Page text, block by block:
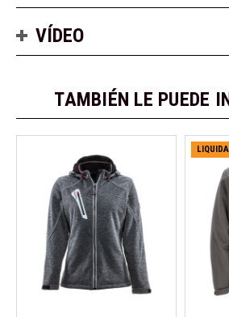
VÍDEO
TAMBIÉN LE PUEDE